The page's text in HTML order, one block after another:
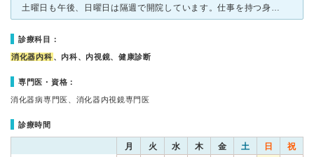
土曜日も午後、日曜日は隔週で開院しています。仕事を持つ身としては大変ありがたいです。 数年前は名前の違う病院でしたが、新しい病院として女性医師が診てくださいます。 胃腸不良でしたが、とても優し
診療科目：
消化器内科 、内科、内視鏡、健康診断
専門医・資格：
消化器病専門医、消化器内視鏡専門医
診療時間
月 火 水 木 金 土 日 祝